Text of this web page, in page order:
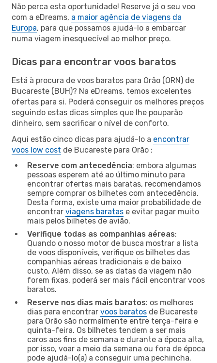
Não perca esta oportunidade! Reserve já o seu voo
com a eDreams, a maior agência de viagens da
Europa, para que possamos ajudá-lo a embarcar
numa viagem inesquecível ao melhor preço.
Dicas para encontrar voos baratos
Está à procura de voos baratos para Orão (ORN) de
Bucareste (BUH)? Na eDreams, temos excelentes
ofertas para si. Poderá conseguir os melhores preços
seguindo estas dicas simples que lhe pouparão
dinheiro, sem sacrificar o nível de conforto.
Aqui estão cinco dicas para ajudá-lo a encontrar
voos low cost de Bucareste para Orão :
Reserve com antecedência: embora algumas
pessoas esperem até ao último minuto para
encontrar ofertas mais baratas, recomendamos
sempre comprar os bilhetes com antecedência.
Desta forma, existe uma maior probabilidade de
encontrar viagens baratas e evitar pagar muito
mais pelos bilhetes de avião.
Verifique todas as companhias aéreas:
Quando o nosso motor de busca mostrar a lista
de voos disponíveis, verifique os bilhetes das
companhias aéreas tradicionais e de baixo
custo. Além disso, se as datas da viagem não
forem fixas, poderá ser mais fácil encontrar voos
baratos.
Reserve nos dias mais baratos: os melhores
dias para encontrar voos baratos de Bucareste
para Orão são normalmente entre terça-feira e
quinta-feira. Os bilhetes tendem a ser mais
caros aos fins de semana e durante a época alta,
por isso, voar a meio da semana ou fora de época
pode ajudá-lo(a) a conseguir uma pechincha.